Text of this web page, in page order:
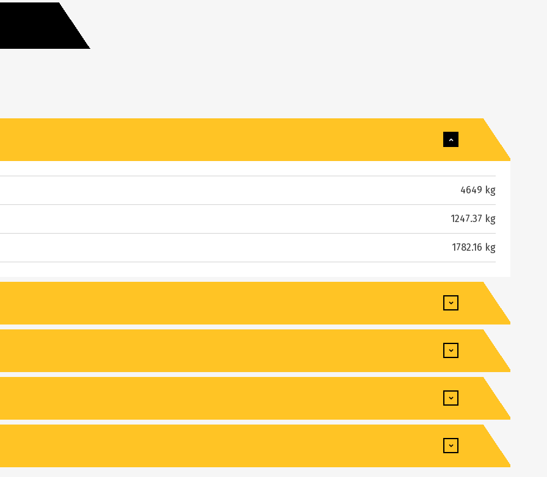
4649 kg
1247.37 kg
1782.16 kg
4265 mm
3289 mm
879 mm
2082 mm
Yanmar
4TNV98CT-XNGL
72.82 ch
98.40 l/min
239.59 bar